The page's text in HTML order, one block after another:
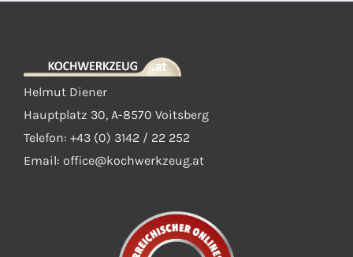
Helmut Diener
Hauptplatz 30, A-8570 Voitsberg
Telefon: +43 (0) 3142 / 22 252
Email: office@kochwerkzeug.at